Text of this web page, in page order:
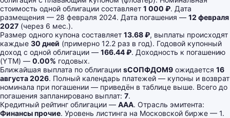
стоимость одной облигации составляет 1 000 ₽. Дата
размещения — 28 февраля 2024. Дата погашения — 12 февраля
2027 (через 6 мес.).
Размер одного купона составляет 13.68 ₽, выплаты происходят
каждые 30 дней (примерно 12.2 раз в год). Годовой купонный
доход с одной облигации — 166.44 ₽. Доходность к погашению
(YTM) — 0.00% годовых.
Ближайшая выплата по облигации sСОПФДОМ9 ожидается 16
августа 2026. Полный календарь платежей — купоны и возврат
номинала при погашении — приведён в таблице выше. Всего до
погашения запланировано выплат: 7.
Кредитный рейтинг облигации — AAA. Отрасль эмитента:
Финансы прочие. Уровень листинга на Московской бирже — 1.